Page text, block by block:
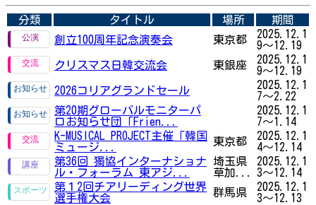
分類 タイトル 場所
期間
創立100周年記念演奏会
東京都
2025.12.1
9～12.19
クリスマス日韓交流会
東銀座
2025.12.1
9～12.19
2026コリアグランドセール
2025.12.1
7～2.22
第20期グローバルモニターパ
ロお知らせ団「Frien...
2025.12.1
7～1.14
K-MUSICAL PROJECT主催「韓国
ミュージ...
東京都
2025.12.1
4～12.14
第36回 獨協インターナショナ
ル・フォーラム 東アジ...
埼玉県
草加...
2025.12.1
3～12.14
第１2回チアリーディング世界
選手権大会
群馬県
2025.12.1
3～12.13